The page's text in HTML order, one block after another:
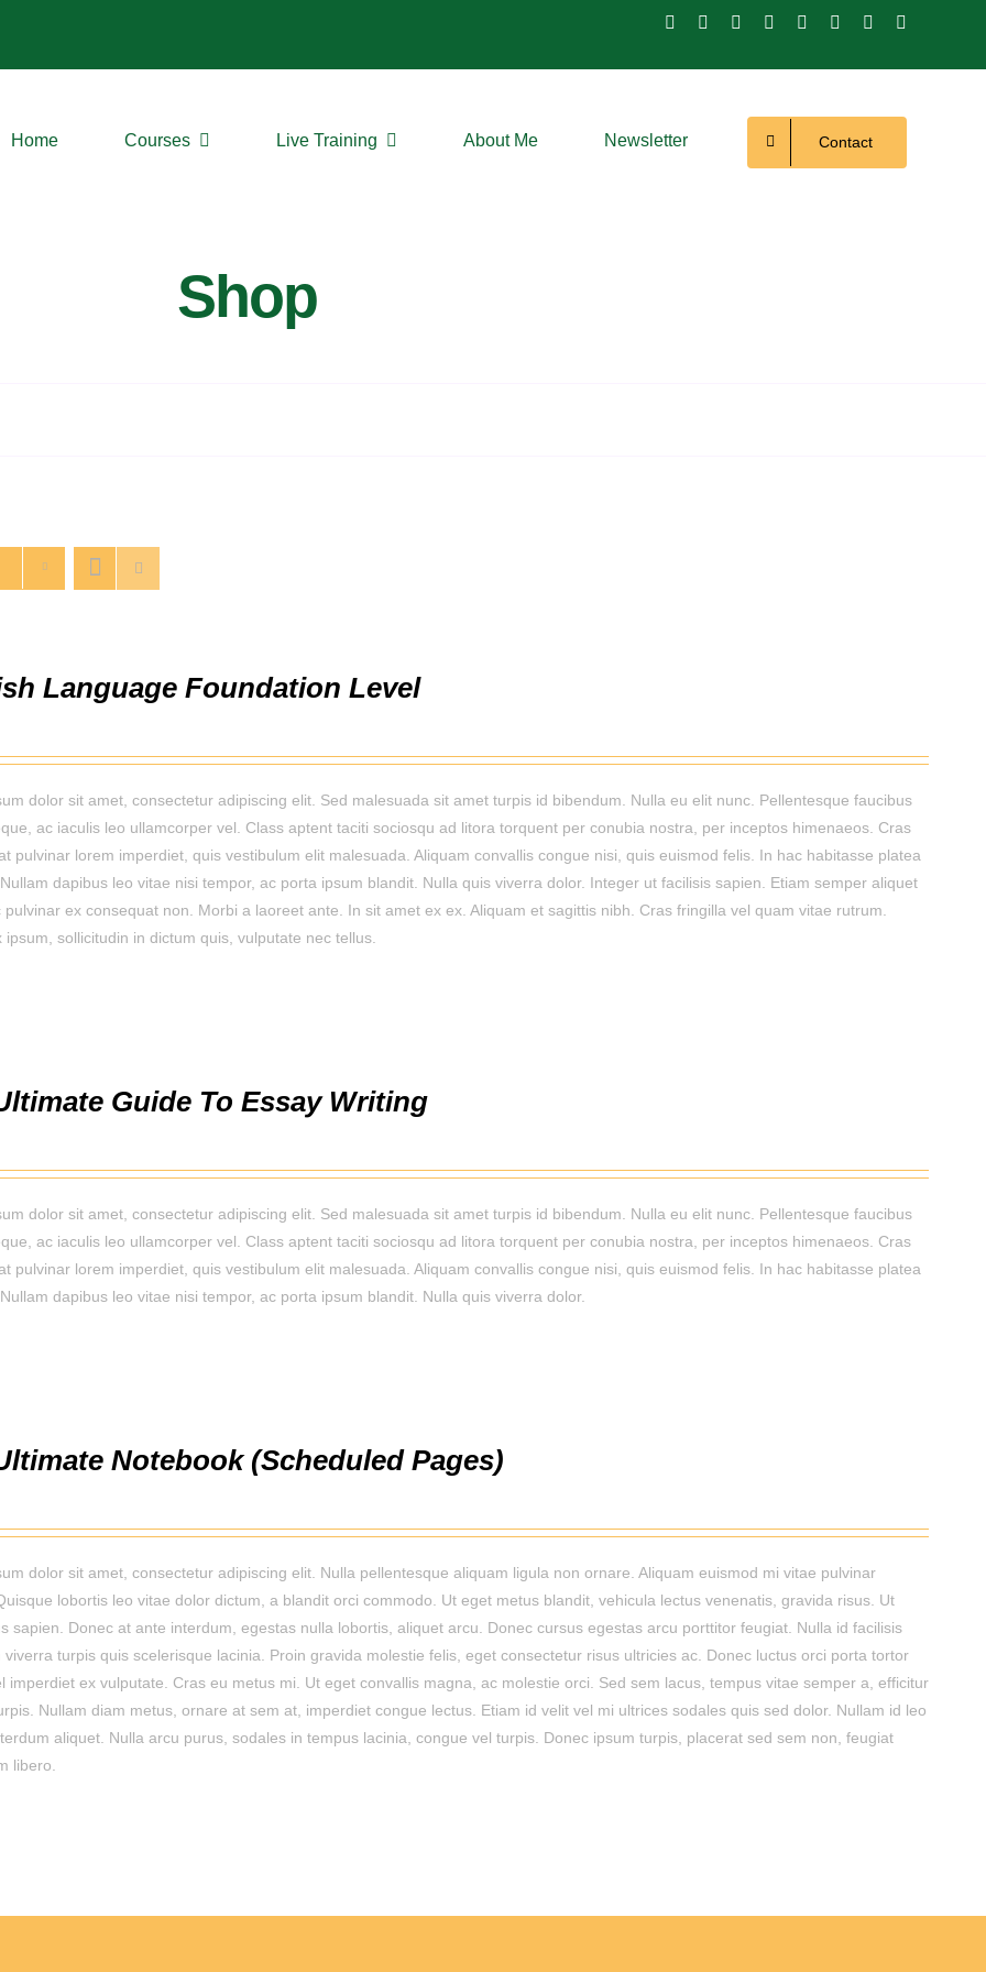
Home Courses Live Training About Me Newsletter Contact
Shop
Language Foundation Level
dolor sit amet, consectetur adipiscing elit. Sed malesuada sit amet turpis id bibendum. Nulla eu elit nunc. Pellentesque faucibus
ac iaculis leo ullamcorper vel. Class aptent taciti sociosqu ad litora torquent per conubia nostra, per inceptos himenaeos. Cras
pulvinar lorem imperdiet, quis vestibulum elit malesuada. Aliquam convallis congue nisi, quis euismod felis. In hac habitasse platea
dapibus leo vitae nisi tempor, ac porta ipsum blandit. Nulla quis viverra dolor. Integer ut facilisis sapien. Etiam semper aliquet
pulvinar ex consequat non. Morbi a laoreet ante. In sit amet ex ex. Aliquam et sagittis nibh. Cras fringilla vel quam vitae rutrum.
ipsum, sollicitudin in dictum quis, vulputate nec tellus.
Guide To Essay Writing
dolor sit amet, consectetur adipiscing elit. Sed malesuada sit amet turpis id bibendum. Nulla eu elit nunc. Pellentesque faucibus
ac iaculis leo ullamcorper vel. Class aptent taciti sociosqu ad litora torquent per conubia nostra, per inceptos himenaeos. Cras
pulvinar lorem imperdiet, quis vestibulum elit malesuada. Aliquam convallis congue nisi, quis euismod felis. In hac habitasse platea
dapibus leo vitae nisi tempor, ac porta ipsum blandit. Nulla quis viverra dolor.
Notebook (Scheduled Pages)
dolor sit amet, consectetur adipiscing elit. Nulla pellentesque aliquam ligula non ornare. Aliquam euismod mi vitae pulvinar
lobortis leo vitae dolor dictum, a blandit orci commodo. Ut eget metus blandit, vehicula lectus venenatis, gravida risus. Ut
sapien. Donec at ante interdum, egestas nulla lobortis, aliquet arcu. Donec cursus egestas arcu porttitor feugiat. Nulla id facilisis
viverra turpis quis scelerisque lacinia. Proin gravida molestie felis, eget consectetur risus ultricies ac. Donec luctus orci porta tortor
imperdiet ex vulputate. Cras eu metus mi. Ut eget convallis magna, ac molestie orci. Sed sem lacus, tempus vitae semper a, efficitur
Nullam diam metus, ornare at sem at, imperdiet congue lectus. Etiam id velit vel mi ultrices sodales quis sed dolor. Nullam id leo
aliquet. Nulla arcu purus, sodales in tempus lacinia, congue vel turpis. Donec ipsum turpis, placerat sed sem non, feugiat
libero.